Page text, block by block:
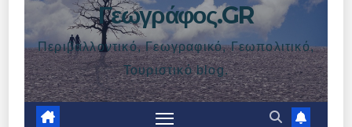
Γεωγράφος.GR
Περιβαλλοντικό, Γεωγραφικό, Γεωπολιτικό,
Τουριστικό blog.